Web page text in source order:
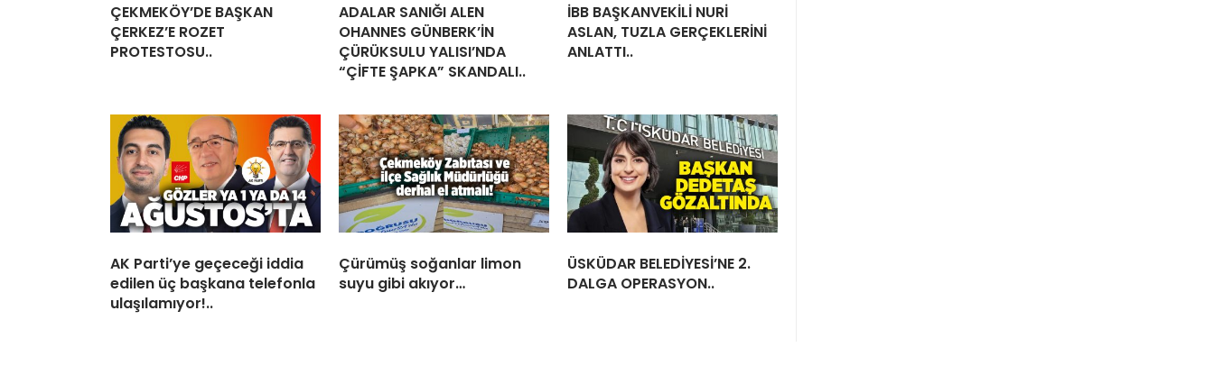
ÇEKMEKÖY’DE BAŞKAN
ÇERKEZ’E ROZET
PROTESTOSU..
ADALAR SANIĞI ALEN
OHANNES GÜNBERK’İN
ÇÜRÜKSULU YALISI’NDA
“ÇİFTE ŞAPKA” SKANDALI..
İBB BAŞKANVEKİLİ NURİ
ASLAN, TUZLA GERÇEKLERİNİ
ANLATTI..
AK Parti’ye geçeceği iddia
edilen üç başkana telefonla
ulaşılamıyor!..
Çürümüş soğanlar limon
suyu gibi akıyor…
ÜSKÜDAR BELEDİYESİ’NE 2.
DALGA OPERASYON..